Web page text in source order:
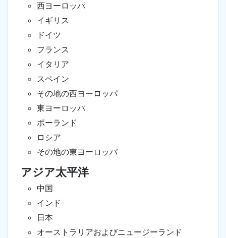
西ヨーロッパ
イギリス
ドイツ
フランス
イタリア
スペイン
その地の西ヨーロッパ
東ヨーロッパ
ポーランド
ロシア
その地の東ヨーロッパ
アジア太平洋
中国
インド
日本
オーストラリアおよびニュージーランド